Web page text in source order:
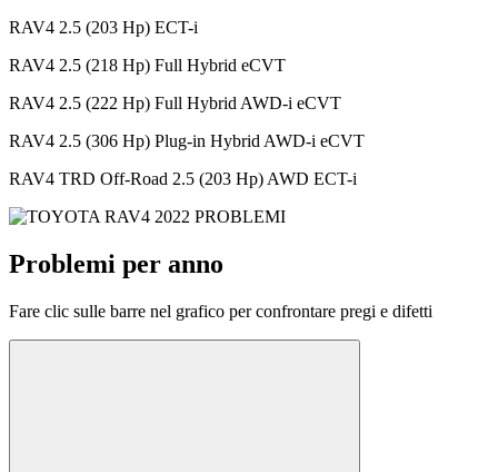
RAV4 2.5 (203 Hp) ECT-i
RAV4 2.5 (218 Hp) Full Hybrid eCVT
RAV4 2.5 (222 Hp) Full Hybrid AWD-i eCVT
RAV4 2.5 (306 Hp) Plug-in Hybrid AWD-i eCVT
RAV4 TRD Off-Road 2.5 (203 Hp) AWD ECT-i
Problemi per anno
Fare clic sulle barre nel grafico per confrontare pregi e difetti